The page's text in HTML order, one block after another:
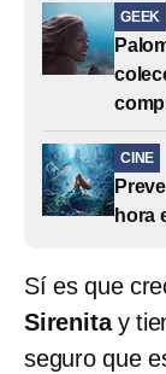
GEEK
CINE
hora
Sí es que
Sirenitay
seguro que